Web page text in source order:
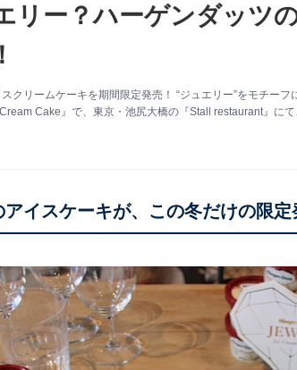
リー？ハーゲンダッツ
クリームケーキを期間限定発売！ “ジュエリー”をモチー
Cake』で、東京・池尻大橋の『Stall restaurant』にて
イスケーキが、この冬だけの限定